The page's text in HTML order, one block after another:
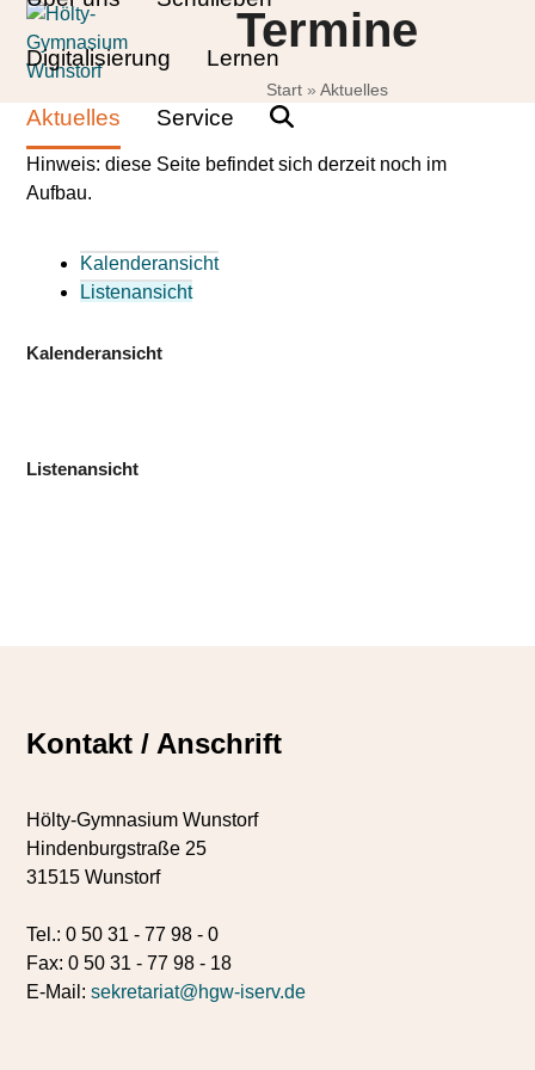
Skip
content
Digitalisierung Lernen
Aktuelles Service
Open
mobile
Close
mobile
Termine
Start » Aktuelles
Hinweis: diese Seite befindet sich derzeit noch im
Aufbau.
Kalenderansicht
Listenansicht
Kalenderansicht
Listenansicht
Kontakt / Anschrift
Hölty-Gymnasium Wunstorf
Hindenburgstraße 25
31515 Wunstorf
Tel.: 0 50 31 - 77 98 - 0
Fax: 0 50 31 - 77 98 - 18
E-Mail:sekretariat@hgw-iserv.de